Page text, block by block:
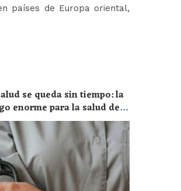
países de Europa oriental,
se queda sin tiempo: la
enorme para la salud de